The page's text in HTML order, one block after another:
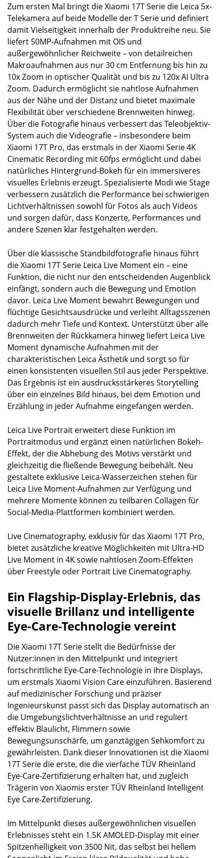
Zum ersten Mal bringt die Xiaomi 17T Serie die Leica 5x-
Telekamera auf beide Modelle der T Serie und definiert
damit Vielseitigkeit innerhalb der Produktreihe neu. Sie
liefert 50MP-Aufnahmen mit OIS und
außergewöhnlicher Reichweite – von detailreichen
Makroaufnahmen aus nur 30 cm Entfernung bis hin zu
10x Zoom in optischer Qualität und bis zu 120x AI Ultra
Zoom. Dadurch ermöglicht sie nahtlose Aufnahmen
aus der Nähe und der Distanz und bietet maximale
Flexibilität über verschiedene Brennweiten hinweg.
Über die Fotografie hinaus verbessert das Teleobjektiv-
System auch die Videografie – insbesondere beim
Xiaomi 17T Pro, das erstmals in der Xiaomi Serie 4K
Cinematic Recording mit 60fps ermöglicht und dabei
natürliches Hintergrund-Bokeh für ein immersiveres
visuelles Erlebnis erzeugt. Spezialisierte Modi wie Stage
verbessern zusätzlich die Performance bei schwierigen
Lichtverhältnissen sowohl für Fotos als auch Videos
und sorgen dafür, dass Konzerte, Performances und
andere Szenen klar festgehalten werden.
Über die klassische Standbildfotografie hinaus führt
die Xiaomi 17T Serie Leica Live Moment ein – eine
Funktion, die nicht nur den entscheidenden Augenblick
einfängt, sondern auch die Bewegung und Emotion
davor. Leica Live Moment bewahrt Bewegungen und
flüchtige Gesichtsausdrücke und verleiht Alltagsszenen
dadurch mehr Tiefe und Kontext. Unterstützt über alle
Brennweiten der Rückkamera hinweg liefert Leica Live
Moment dynamische Aufnahmen mit der
charakteristischen Leica Ästhetik und sorgt so für
einen konsistenten visuellen Stil aus jeder Perspektive.
Das Ergebnis ist ein ausdrucksstärkeres Storytelling
über ein einzelnes Bild hinaus, bei dem Emotion und
Erzählung in jeder Aufnahme eingefangen werden.
Leica Live Portrait erweitert diese Funktion im
Portraitmodus und ergänzt einen natürlichen Bokeh-
Effekt, der die Abhebung des Motivs verstärkt und
gleichzeitig die fließende Bewegung beibehält. Neu
gestaltete exklusive Leica-Wasserzeichen stehen für
Leica Live Moment-Aufnahmen zur Verfügung und
mehrere Momente können zu teilbaren Collagen für
Social-Media-Plattformen kombiniert werden.
Live Cinematography, exklusiv für das Xiaomi 17T Pro,
bietet zusätzliche kreative Möglichkeiten mit Ultra-HD
Live Moment in 4K sowie nahtlosen Zoom-Effekten
über Freestyle oder Portrait Live Cinematography.
Ein Flagship-Display-Erlebnis, das
visuelle Brillanz und intelligente
Eye-Care-Technologie vereint
Die Xiaomi 17T Serie stellt die Bedürfnisse der
Nutzer:innen in den Mittelpunkt und integriert
fortschrittliche Eye-Care-Technologie in ihre Displays,
um erstmals Xiaomi Vision Care einzuführen. Basierend
auf medizinischer Forschung und präziser
Ingenieurskunst passt sich das Display automatisch an
die Umgebungslichtverhältnisse an und reguliert
effektiv Blaulicht, Flimmern sowie
Bewegungsunschärfe, um ganztägigen Sehkomfort zu
gewährleisten. Dank dieser Innovationen ist die Xiaomi
17T Serie die erste, die die vierfache TÜV Rheinland
Eye-Care-Zertifizierung erhalten hat, und zugleich
Trägerin von Xiaomis erster TÜV Rheinland Intelligent
Eye Care-Zertifizierung.
Im Mittelpunkt dieses außergewöhnlichen visuellen
Erlebnisses steht ein 1.5K AMOLED-Display mit einer
Spitzenhelligkeit von 3500 Nit, das selbst bei hellem